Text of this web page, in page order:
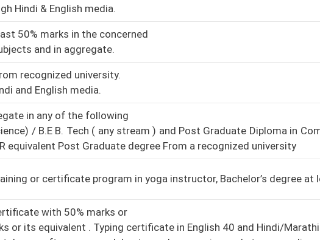
Hindi & English media.
50% marks in the concerned
and in aggregate.
recognized university.
and English media.
in any of the following
/ B.E B. Tech ( any stream ) and Post Graduate Diploma in
equivalent Post Graduate degree From a recognized university
or certificate program in yoga instructor, Bachelor’s degree
with 50% marks or
or its equivalent . Typing certificate in English 40 and Hindi/